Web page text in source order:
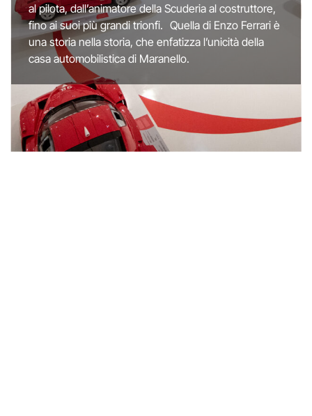
al pilota, dall’animatore della Scuderia al costruttore,
fino ai suoi più grandi trionfi. Quella di Enzo Ferrari è
una storia nella storia, che enfatizza l’unicità della
casa automobilistica di Maranello.